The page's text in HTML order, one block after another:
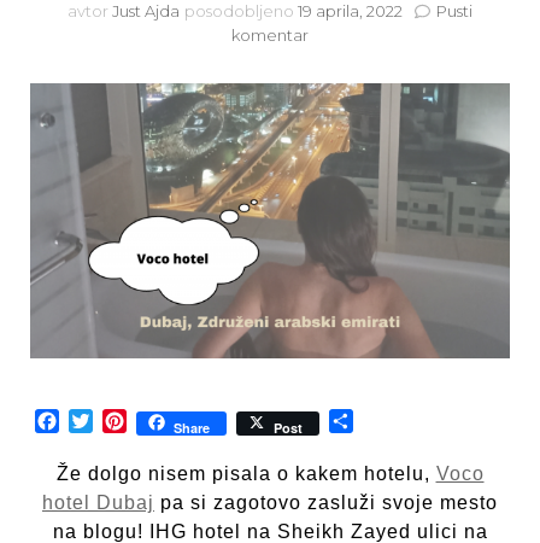
avtor Just Ajda posodobljeno 19 aprila, 2022
Pusti
komentarna
hotel
Dubaj
Facebook
TwitterPinterest
Share Post
Že dolgo nisem pisala o kakem hotelu, Voco
hotel Dubaj pa si zagotovo zasluži svoje mesto
na blogu! IHG hotel na Sheikh Zayed ulici na